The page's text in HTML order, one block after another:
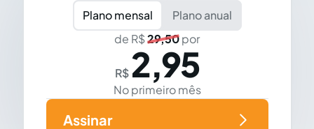
Plano mensal
Plano anual
de R$29,50por
R$ 2,95
No primeiro mês
Assinar